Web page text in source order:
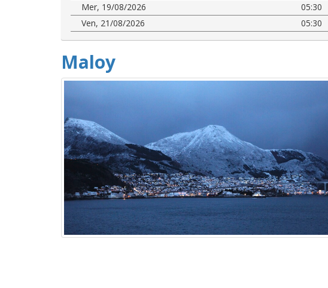
Mer, 19/08/2026
05:30
Ven, 21/08/2026
05:30
Maloy